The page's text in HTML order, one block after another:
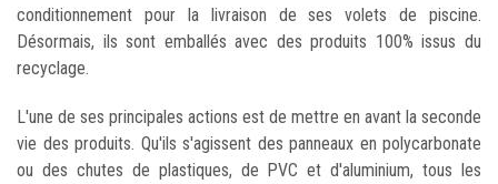
conditionnement pour la livraison de ses volets de piscine.
Désormais, ils sont emballés avec des produits 100% issus du
recyclage.
L'une de ses principales actions est de mettre en avant la seconde
vie des produits. Qu'ils s'agissent des panneaux en polycarbonate
ou des chutes de plastiques, de PVC et d'aluminium, tous les